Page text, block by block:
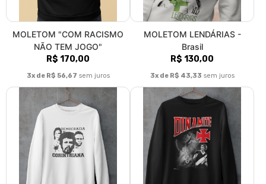
MOLETOM "COM RACISMO
NÃO TEM JOGO"
R$ 170,00
3x de R$ 56,67 sem juros
MOLETOM LENDÁRIAS -
Brasil
R$ 130,00
3x de R$ 43,33 sem juros